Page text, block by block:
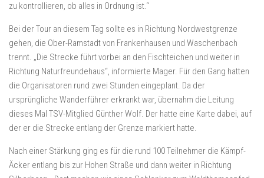
zu kontrollieren, ob alles in Ordnung ist.“
Bei der Tour an diesem Tag sollte es in Richtung Nordwestgrenze
gehen, die Ober-Ramstadt von Frankenhausen und Waschenbach
trennt. „Die Strecke führt vorbei an den Fischteichen und weiter in
Richtung Naturfreundehaus“, informierte Mager. Für den Gang hatten
die Organisatoren rund zwei Stunden eingeplant. Da der
ursprüngliche Wanderführer erkrankt war, übernahm die Leitung
dieses Mal TSV-Mitglied Günther Wolf. Der hatte eine Karte dabei, auf
der er die Strecke entlang der Grenze markiert hatte.
Nach einer Stärkung ging es für die rund 100 Teilnehmer die Kämpf-
Äcker entlang bis zur Hohen Straße und dann weiter in Richtung